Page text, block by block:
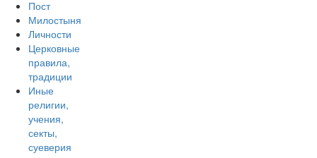
Пост
Милостыня
Личности
Церковные
правила,
традиции
Иные
религии,
учения,
секты,
суеверия